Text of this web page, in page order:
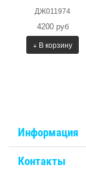
ДЖ011974
4200 руб
+ В корзину
Информация
Контакты